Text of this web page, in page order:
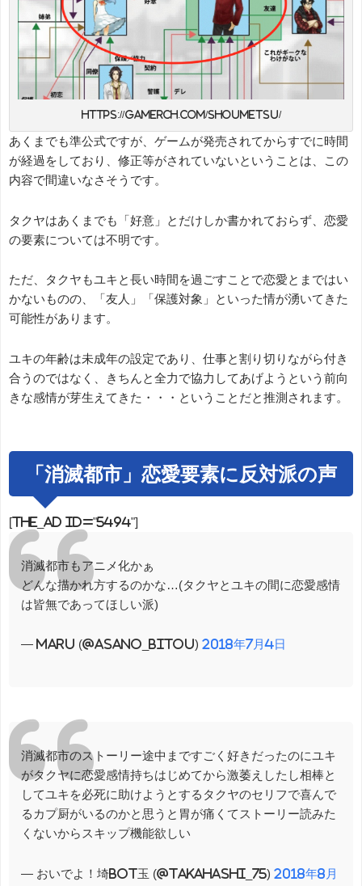
https://gamerch.com/shoumetsu/
あくまでも準公式ですが、ゲームが発売されてからすでに時間
が経過をしており、修正等がされていないということは、この
内容で間違いなさそうです。
タクヤはあくまでも「好意」とだけしか書かれておらず、恋愛
の要素については不明です。
ただ、タクヤもユキと長い時間を過ごすことで恋愛とまではい
かないものの、「友人」「保護対象」といった情が湧いてきた
可能性があります。
ユキの年齢は未成年の設定であり、仕事と割り切りながら付き
合うのではなく、きちんと全力で協力してあげようという前向
きな感情が芽生えてきた・・・ということだと推測されます。
「消滅都市」恋愛要素に反対派の声
[the_ad id="5494"]
消滅都市もアニメ化かぁ
どんな描かれ方するのかな…(タクヤとユキの間に恋愛感情
は皆無であってほしい派)
— Maru (@asano_bitou) 2018年7月4日
消滅都市のストーリー途中まですごく好きだったのにユキ
がタクヤに恋愛感情持ちはじめてから激萎えしたし相棒と
してユキを必死に助けようとするタクヤのセリフで喜んで
るカプ厨がいるのかと思うと胃が痛くてストーリー読みた
くないからスキップ機能欲しい
— おいでよ！埼bot玉 (@Takahashi_75) 2018年8月